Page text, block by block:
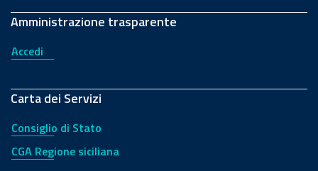
Amministrazione trasparente
Accedi
Carta dei Servizi
Consiglio di Stato
CGA Regione siciliana